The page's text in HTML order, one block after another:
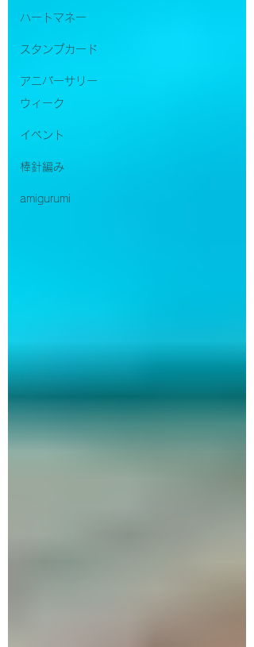
ハートマネー
スタンプカード
アニバーサリー
ウィーク
イベント
棒針編み
amigurumi